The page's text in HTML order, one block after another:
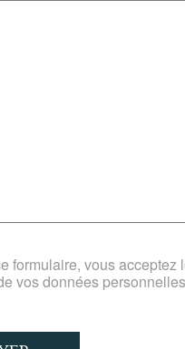
formulaire, vous acceptez
vos données